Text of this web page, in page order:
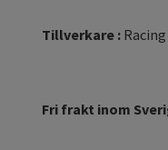
Tillverkare :
Fri frakt inom